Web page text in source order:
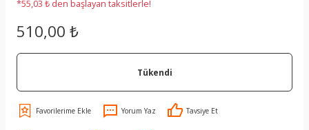
*55,03 ₺ den başlayan taksitlerle!
510,00 ₺
Tükendi
Yorum Yaz Tavsiye Et